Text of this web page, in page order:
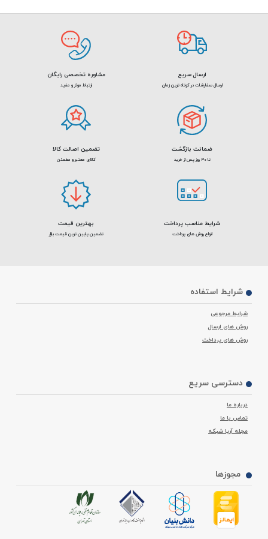
ارسال سریع
ارسال سفارشات در کوتاه ترین زمان
مشاوره تخصصی رایگان
ارتباط موثر و مفید
ضمانت بازگشت
تا 30 روز پس از خرید
تضمین اصالت کالا
کالای معتبر و مطمئن
شرایط مناسب پرداخت
انواع روش های پرداخت
بهترین قیمت
تضمین پایین ترین قیمت بازار
شرایط استفاده
شرایط مرجوعی
روش های ارسال
روش های پرداخت
دسترسی سریع
درباره ما
تماس با ما
مجله آریا شبکه
مجوزها